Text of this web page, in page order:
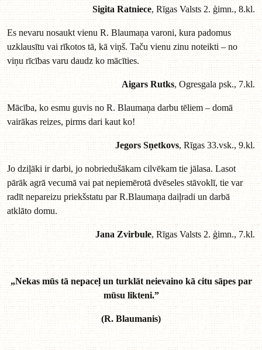
Sigita Ratniece, Rīgas Valsts 2. ģimn., 8.kl.
Es nevaru nosaukt vienu R. Blaumaņa varoni, kura padomus
uzklausītu vai rīkotos tā, kā viņš. Taču vienu zinu noteikti – no
viņu rīcības varu daudz ko mācīties.
Aigars Rutks, Ogresgala psk., 7.kl.
Mācība, ko esmu guvis no R. Blaumaņa darbu tēliem – domā
vairākas reizes, pirms dari kaut ko!
Jegors Sņetkovs, Rīgas 33.vsk., 9.kl.
Jo dziļāki ir darbi, jo nobriedušākam cilvēkam tie jālasa. Lasot
pārāk agrā vecumā vai pat nepiemērotā dvēseles stāvoklī, tie var
radīt nepareizu priekšstatu par R.Blaumaņa daiļradi un darbā
atklāto domu.
Jana Zvirbule, Rīgas Valsts 2. ģimn., 7.kl.
„Nekas mūs tā nepaceļ un turklāt neievaino kā citu sāpes par
mūsu likteni.”
(R. Blaumanis)